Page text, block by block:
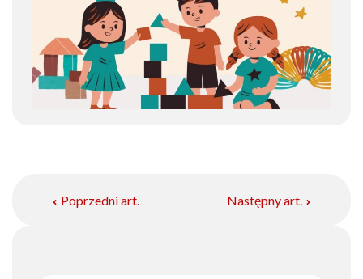
Poprzedni art. Następny art.